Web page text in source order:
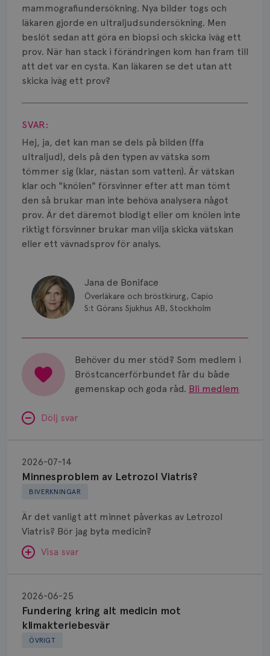
mammografiundersökning. Nya bilder togs och
läkaren gjorde en ultraljudsundersökning. Men
beslöt sedan att göra en biopsi och skicka iväg ett
prov. När han stack i förändringen kom han fram till
att det var en cysta. Kan läkaren se det utan att
skicka iväg ett prov?
Visa svar
SVAR:
Hej, ja, det kan man se dels på bilden (ffa
ultraljud), dels på den typen av vätska som
tömmer sig (klar, nästan som vatten). Är vätskan
klar och "knölen" försvinner efter att man tömt
den så brukar man inte behöva analysera något
prov. Är det däremot blodigt eller om knölen inte
riktigt försvinner brukar man vilja skicka vätskan
eller ett vävnadsprov för analys.
Jana de Boniface
Överläkare och bröstkirurg, Capio
S:t Görans Sjukhus AB, Stockholm
Behöver du mer stöd? Som medlem i
Bröstcancerförbundet får du både
gemenskap och goda råd. Bli medlem
Dölj svar
BIVERKNINGAR
Minnesproblem av Letrozol Viatris?
2026-07-14
Är det vanligt att minnet påverkas av Letrozol
Viatris? Bör jag byta medicin?
Visa svar
SVAR:
Hej. Oavsett vilken hormonsänkande behandling
(men även cytostatika) man får så kan en del
uppleva negativ påverkan på minnet. Prata din
Letrozol
Viatris?
ÖVRIGT
Fundering kring alt medicin mot
klimakteriebesvär
2026-06-25
kring
medicin
Bröstvårta
Knöl
Läkemedel
Typ av bröstcancer
Prognos
Risker
Spridd bröstcancer
Strålning
Vätska